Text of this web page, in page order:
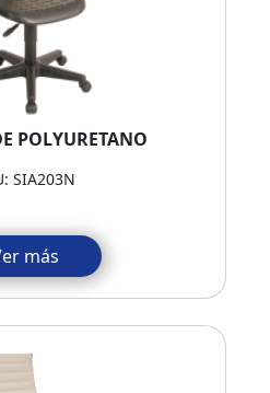
POLYURETANO
SIA203N
más